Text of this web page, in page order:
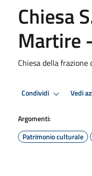
Chiesa
Martire
Chiesa della frazione
Condividi Vedi
Argomenti:
Patrimonio culturale